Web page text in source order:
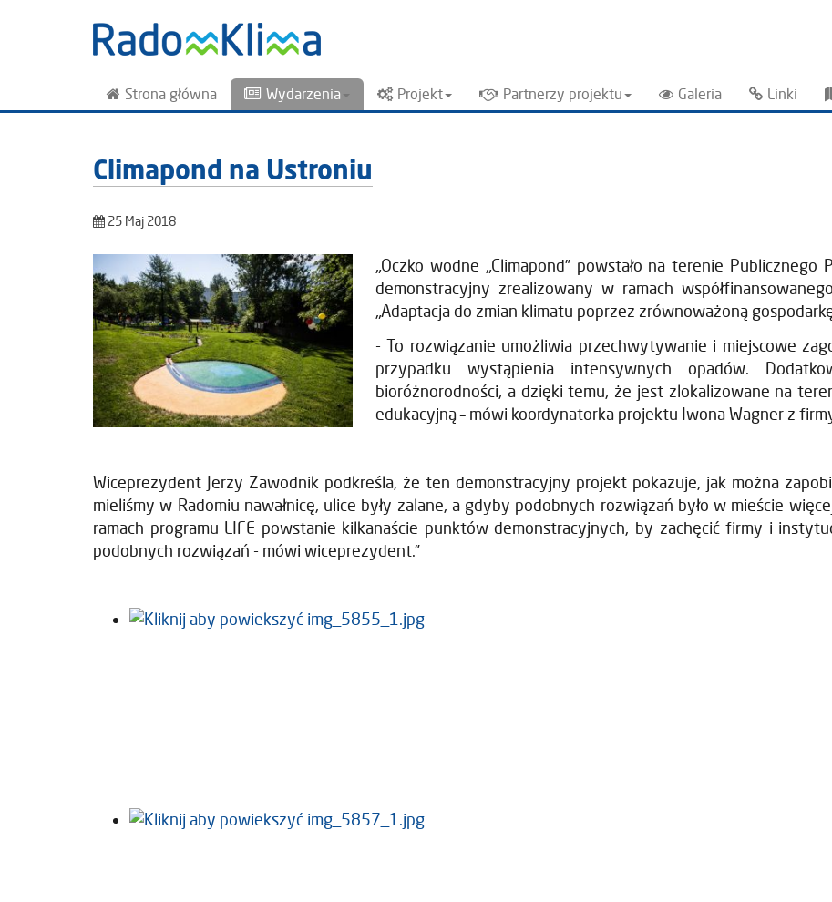
Strona główna Wydarzenia Projekt Partnerzy projektu Galeria Linki
Climapond na Ustroniu
25 Maj 2018
„Oczko wodne „Climapond” powstało na terenie
demonstracyjny zrealizowany w ramach
„Adaptacja do zmian klimatu poprzez zrównoważoną
- To rozwiązanie umożliwia przechwytywanie i miejscowe
przypadku wystąpienia intensywnych opadów.
bioróżnorodności, a dzięki temu, że jest zlokalizowane na
edukacyjną – mówi koordynatorka projektu Iwona Wagner z
Wiceprezydent Jerzy Zawodnik podkreśla, że ten demonstracyjny projekt pokazuje, jak można
mieliśmy w Radomiu nawałnicę, ulice były zalane, a gdyby podobnych rozwiązań było w mieście
ramach programu LIFE powstanie kilkanaście punktów demonstracyjnych, by zachęcić firmy i
podobnych rozwiązań - mówi wiceprezydent.”